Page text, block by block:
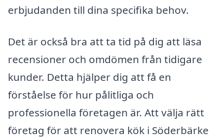
erbjudanden till dina specifika behov.
Det är också bra att ta tid på dig att läsa
recensioner och omdömen från tidigare
kunder. Detta hjälper dig att få en
förståelse för hur pålitliga och
professionella företagen är. Att välja rätt
företag för att renovera kök i Söderbärke